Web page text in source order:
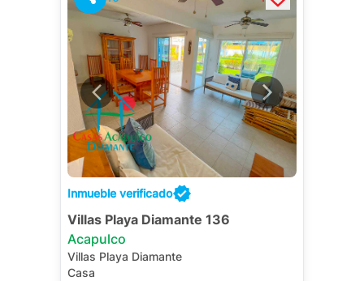
Inmueble verificado
Villas Playa Diamante 136
Acapulco
Villas Playa Diamante
Casa